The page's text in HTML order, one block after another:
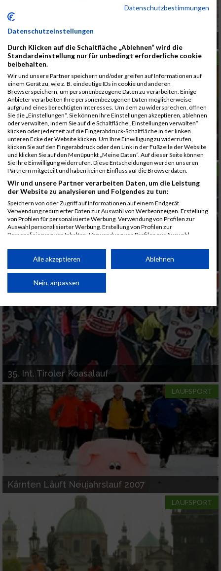
LAUFSPORT
Hilfe durch Spendenmatte
LAUFSPORT
VCM laufe"
35. Int. Tiroler Koasalauf
LAUFSPORT
Kärnten Läuft Neujahrslauf 2007
LAUFSPORT
Datenschutzbestimmungen
Datenschutzeinstellungen
Durch Klicken auf die Schaltfläche „Ablehnen“ wird die
Standardeinstellung nur für unbedingt erforderliche cookie
beibehalten.
Wir und unsere Partner speichern und/oder greifen auf Informationen auf
einem Gerät zu, wie z. B. eindeutige IDs in cookie und anderen
Browserspeichern, um personenbezogene Daten zu verarbeiten. Einige
Anbieter verarbeiten Ihre personenbezogenen Daten möglicherweise
aufgrund eines berechtigten Interesses. Um dem zu widersprechen, öffnen
Sie die „Einstellungen“. Sie können Ihre Einstellungen akzeptieren, ablehnen
oder verwalten, indem Sie auf die Schaltfläche „Einstellungen verwalten“
klicken oder jederzeit auf die Fingerabdruck-Schaltfläche in der linken
unteren Ecke der Website klicken. Um Ihre Einwilligung zu widerrufen,
klicken Sie auf den Fingerabdruck oder den Link in der Fußzeile der Website
und klicken Sie auf den Menüpunkt „Meine Daten“. Auf dieser Seite können
Sie Ihre Einwilligung widerrufen. Diese Entscheidungen werden unseren
Partnern mitgeteilt und haben keinen Einfluss auf die Browserdaten.
Wir und unsere Partner verarbeiten Daten, um die Leistung
der Website zu analysieren und Folgendes zu tun:
Speichern von oder Zugriff auf Informationen auf einem Endgerät.
Verwendung reduzierter Daten zur Auswahl von Werbeanzeigen. Erstellung
von Profilen für personalisierte Werbung. Verwendung von Profilen zur
Auswahl personalisierter Werbung. Erstellung von Profilen zur
Personalisierung von Inhalten. Verwendung von Profilen zur Auswahl
Performance von Inhalten. Analyse von Zielgruppen durch Statistiken oder
Kombinationen von Daten aus verschiedenen Quellen. Entwicklung und
von Inhalten.
Daten können außerhalb der Europäischen Union weitergegeben und in die
Website/App.
Partnerliste anzeigen (1 IAB-Anbieter)
Wir nutzen Ihre Daten für folgende Zwecke:
IAB-Verarbeitungszwecke:
Speichern von oder Zugriff auf Informationen
auf einem Endgerät
Verwendung reduzierter Daten zur Auswahl
von Werbeanzeigen
Erstellung von Profilen für personalisierte
Werbung
Verwendung von Profilen zur Auswahl
Erstellung von Profilen zur Personalisierung
Verwendung von Profilen zur Auswahl
personalisierter Inhalte
Messung der Werbeleistung
Alle akzeptieren Ablehnen
Nein, anpassen